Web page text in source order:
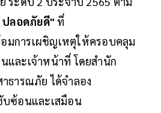
ปลอดภัยดี" ที่
มการเผชิญเหตุให้ครอบคลุม
และเจ้าหน้าที่ โดยสำนัก
ธารณภัย ได้จำลอง
บซ้อนและเสมือน